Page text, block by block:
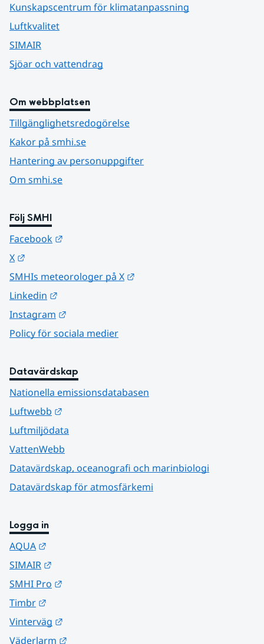
Kunskapscentrum för klimatanpassning
Luftkvalitet
SIMAIR
Sjöar och vattendrag
Om webbplatsen
Tillgänglighetsredogörelse
Kakor på smhi.se
Hantering av personuppgifter
Om smhi.se
Följ SMHI
Facebook
X
SMHIs meteorologer på X
Linkedin
Instagram
Policy för sociala medier
Datavärdskap
Nationella emissionsdatabasen
Luftwebb
Luftmiljödata
VattenWebb
Datavärdskap, oceanografi och marinbiologi
Datavärdskap för atmosfärkemi
Logga in
AQUA
SIMAIR
SMHI Pro
Timbr
Vinterväg
Väderlarm